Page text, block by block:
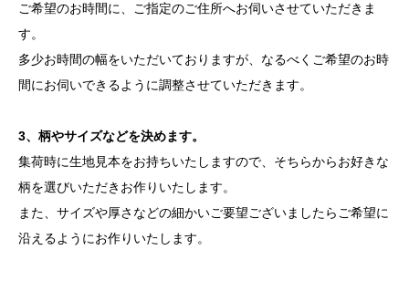
ご希望のお時間に、ご指定のご住所へお伺いさせていただきま
す。
多少お時間の幅をいただいておりますが、なるべくご希望のお時
間にお伺いできるように調整させていただきます。
3、柄やサイズなどを決めます。
集荷時に生地見本をお持ちいたしますので、そちらからお好きな
柄を選びいただきお作りいたします。
また、サイズや厚さなどの細かいご要望ございましたらご希望に
沿えるようにお作りいたします。